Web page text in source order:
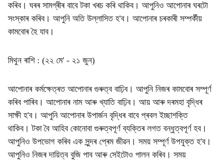
কৰিব। ঘৰৰ সামগ্ৰীৰ বাবে টকা খৰচ কৰি থাকিব। আপুনিও আপোনাৰ ঘৰটো
সংস্কাৰ কৰিব। আপুনি অতি উল্লাসিত হ'ব। আপোনাৰ চৰকাৰী সম্পৰ্কীয়
কামবোৰ হৈ যাব।
মিথুন ৰাশি : (২২ মে' - ২১ জুন)
আপোনাৰ কৰ্মক্ষেত্ৰত আপোনাৰ গুৰুত্ব বাঢ়িব। আপুনি নিজৰ কামবোৰ সম্পূৰ্ণ
কৰিব পাৰিব। আপোনাৰ নাম আৰু খ্যাতি বাঢ়িব। আয় আৰু দৰমহা বৃদ্ধিৰ
সাক্ষী হ'ব। আপুনি আপোনাৰ উপাৰ্জন বৃদ্ধিৰ বাবে প্ৰবল ইচ্ছাশক্তি
থাকিব। টকা বৈ আহিব কোনোবা গুৰুত্বপূৰ্ণ ব্যক্তিৰ লগত বন্ধুত্বপূৰ্ণ হব।
আপুনিও উপভোগ কৰিব এক সুন্দৰ প্ৰেম জীৱন। সময় সম্পূৰ্ণ উপযুক্ত হ'ব।
আপুনিও নিজৰ দায়িত্ব বুজি পাব আৰু সেইটোও পালন কৰিব। সময়